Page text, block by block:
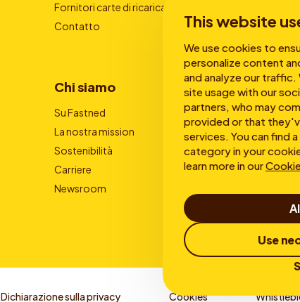
This website
We use cookies to
personalize content
and analyze our
site usage with our
partners, who may
provided or that
services. You can find
category in your
learn more in our
Use
Fornitori carte di ricarica
Contatto
Chi siamo
Su Fastned
La nostra mission
Sostenibilità
Carriere
Newsroom
Dichiarazione sulla privacy Cookies